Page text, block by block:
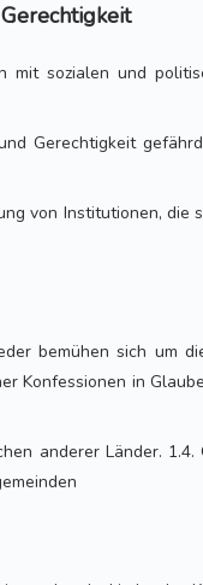
mit sozialen und
Gerechtigkeit
von Institutionen, die
bemühen sich um
Konfessionen in
anderer Länder. 1.4.